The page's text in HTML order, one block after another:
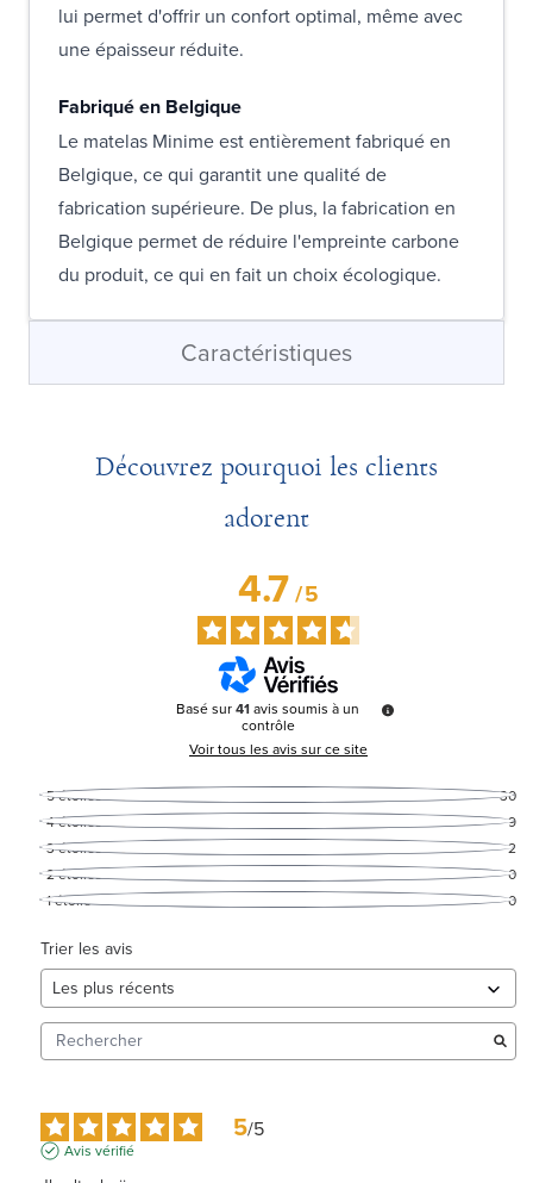
lui permet d'offrir un confort optimal, même avec
une épaisseur réduite.
Fabriqué en Belgique
Le matelas Minime est entièrement fabriqué en
Belgique, ce qui garantit une qualité de
fabrication supérieure. De plus, la fabrication en
Belgique permet de réduire l'empreinte carbone
du produit, ce qui en fait un choix écologique.
Caractéristiques
Découvrez pourquoi les clients
adorent
4.7/5
Basé sur41avis soumis à un
contrôle
Voir tous les avis sur ce site
5étoiles
30
4étoiles
9
3étoiles
2
2étoiles
0
1étoile 0
Trier les avis
5/5
Avis vérifié